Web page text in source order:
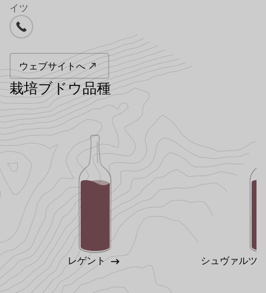
イツ
電話番号
ウェブサイトへ
栽培ブドウ品種
レゲント シュヴァルツ